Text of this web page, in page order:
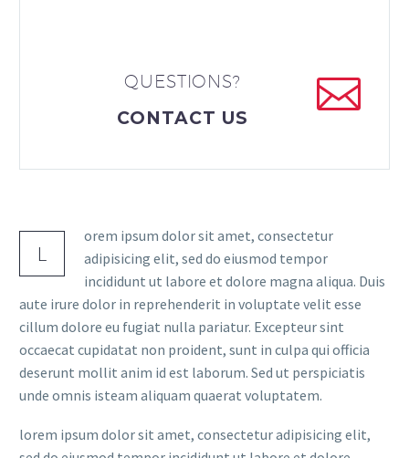


QUESTIONS?
CONTACT US
L
orem ipsum dolor sit amet, consectetur
adipisicing elit, sed do eiusmod tempor
incididunt ut labore et dolore magna aliqua. Duis
aute irure dolor in reprehenderit in voluptate velit esse
cillum dolore eu fugiat nulla pariatur. Excepteur sint
occaecat cupidatat non proident, sunt in culpa qui officia
deserunt mollit anim id est laborum. Sed ut perspiciatis
unde omnis isteam aliquam quaerat voluptatem.
lorem ipsum dolor sit amet, consectetur adipisicing elit,